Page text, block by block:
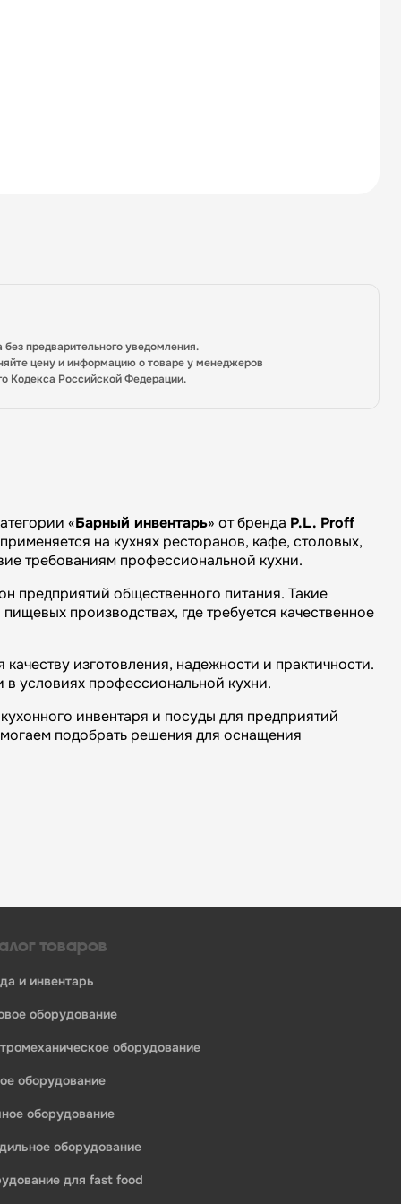
предварительного уведомления.
цену и информацию о товаре у менеджеров
Кодекса Российской Федерации.
«Барный инвентарь» от бренда P.L. Proff
на кухнях ресторанов, кафе, столовых,
требованиям профессиональной кухни.
предприятий общественного питания. Такие
производствах, где требуется качественное
изготовления, надежности и практичности.
в условиях профессиональной кухни.
инвентаря и посуды для предприятий
подобрать решения для оснащения
общественного питания:
товаров
и инвентарь
оборудование
оборудование
оборудование
оборудование
оборудование
для fast food